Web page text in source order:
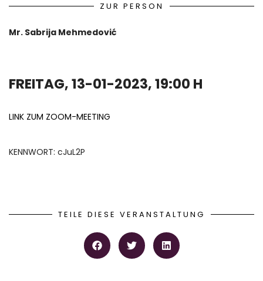
ZUR PERSON
Mr. Sabrija Mehmedović
FREITAG, 13-01-2023, 19:00 H
LINK ZUM ZOOM-MEETING
KENNWORT: cJuL2P
TEILE DIESE VERANSTALTUNG